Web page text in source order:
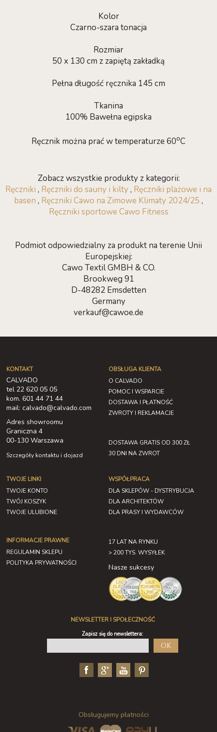
Kolor
Czarno-szara tonacja
Rozmiar
50 x 130 cm z zapiętą zakładką
Pełna długość ręcznika 145 cm
Tkanina
100% Bawełna egipska
Ręcznik można prać w temperaturze 60oC
Zobacz wszystkie produkty z kategorii:
Ręczniki , Ręczniki do sauny i kilty, Ręczniki plażowe i na
basen , Ręczniki Cawo na Zimowe Klimaty 2024/25 ,
Ręczniki sportowe Cawo Fitness
Podmiot odpowiedzialny za produkt na terenie Unii
Europejskiej:
Cawo Textil GMBH & CO.
Brookweg 91
D-48282 Emsdetten
Germany
verkauf@cawoe.de
KONTAKT
CALVADO
tel 22 620 05 05
kom. 601 44 71 44
mail: calvado@calvado.com
Adres showroomu
Graniczna 4
00-130 Warszawa
Szczegóły kontaktu i dojazd
OBSŁUGA KLIENTA
O CALVADO
POMOC I WSPARCIE
DOSTAWA I PŁATNOŚĆ
ZWROTY I REKLAMACJE
DOSTAWA GRATIS OD 300 ZŁ
30 DNI NA ZWROT
TWOJE LINKI
TWOJE KONTO
TWÓJ KOSZYK
TWOJE ULUBIONE
INFORMACJE PRAWNE
REGULAMIN SKLEPU
POLITYKA PRYWATNOŚCI
WSPÓŁPRACA
DLA SKLEPÓW - DYSTRYBUCJA
DLA ARCHITEKTÓW
DLA PRASY I WYDAWCÓW
17 LAT NA RYNKU
> 200 TYS. WYSYŁEK
Nasze sukcesy
NEWSLETTER I SPOŁECZNOŚĆ
Zapisz się do newslettera:
OK
Obsługujemy płatności